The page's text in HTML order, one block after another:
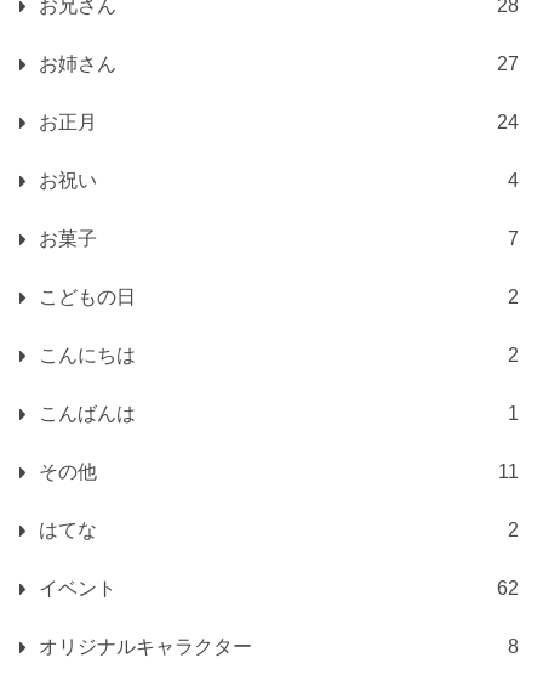
お兄さん 28
お姉さん 27
お正月 24
お祝い 4
お菓子 7
こどもの日 2
こんにちは 2
こんばんは 1
その他 11
はてな 2
イベント 62
オリジナルキャラクター 8